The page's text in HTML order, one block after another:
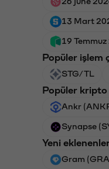
13 Mart
19
Popüler işlem
STG/TL
Popüler
Ankr
Synapse
Yeni
Gram